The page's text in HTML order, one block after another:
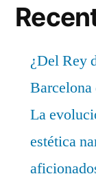
¿Del Rey
Barcelona
La
estética